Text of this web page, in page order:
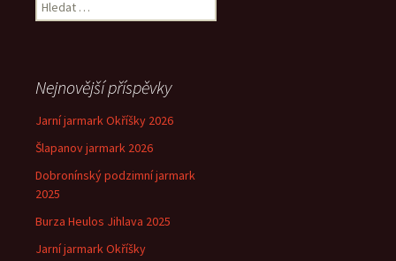
Nejnovější příspěvky
Jarní jarmark Okříšky 2026
Šlapanov jarmark 2026
Dobronínský podzimní jarmark
2025
Burza Heulos Jihlava 2025
Jarní jarmark Okříšky